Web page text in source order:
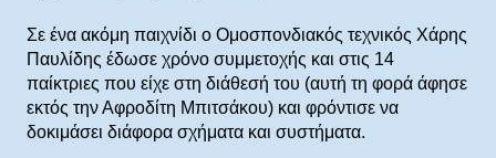
Σε ένα ακόμη παιχνίδι ο Ομοσπονδιακός τεχνικός Χάρης
Παυλίδης έδωσε χρόνο συμμετοχής και στις 14
παίκτριες που είχε στη διάθεσή του (αυτή τη φορά άφησε
εκτός την Αφροδίτη Μπιτσάκου) και φρόντισε να
δοκιμάσει διάφορα σχήματα και συστήματα.